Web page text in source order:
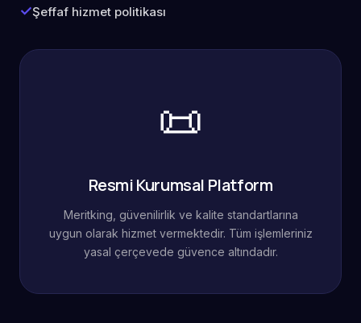
Şeffaf hizmet politikası
📜
Resmi Kurumsal Platform
Meritking, güvenilirlik ve kalite standartlarına
uygun olarak hizmet vermektedir. Tüm işlemleriniz
yasal çerçevede güvence altındadır.